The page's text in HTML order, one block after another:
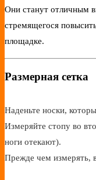
Они станут отличным
стремящегося
площадке.
Размерная сетка
Наденьте носки,
Измеряйте стопу во
ноги отекают).
Прежде чем измерять,